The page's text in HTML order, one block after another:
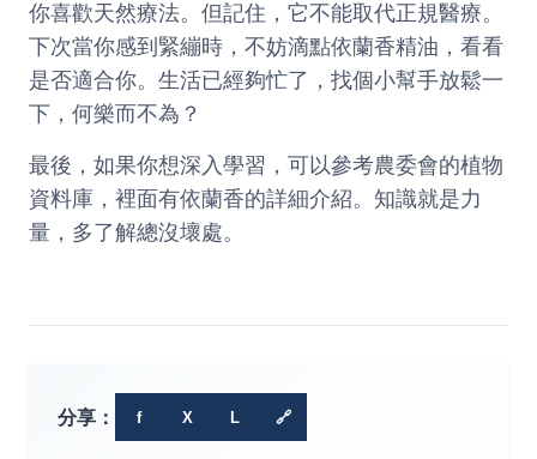
你喜歡天然療法。但記住，它不能取代正規醫療。
下次當你感到緊繃時，不妨滴點依蘭香精油，看看
是否適合你。生活已經夠忙了，找個小幫手放鬆一
下，何樂而不為？
最後，如果你想深入學習，可以參考農委會的植物
資料庫，裡面有依蘭香的詳細介紹。知識就是力
量，多了解總沒壞處。
分享： f X L 🔗